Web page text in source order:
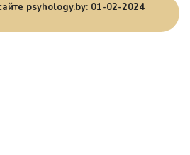
psyhology.by: 01-02-2024